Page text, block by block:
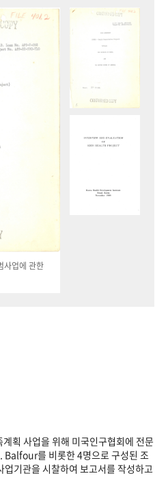
사업에 관한
획 사업을 위해 미국인구협회에 전문
Balfour를 비롯한 4명으로 구성된 조
기관을 시찰하여 보고서를 작성하고